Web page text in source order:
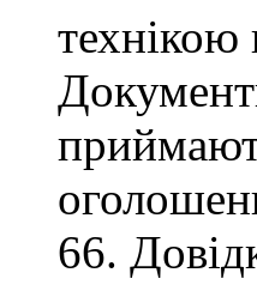
технікою
66.